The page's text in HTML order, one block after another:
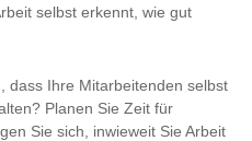
selbst erkennt, wie gut
dass Ihre Mitarbeitenden selbst
Planen Sie Zeit für
Sie sich, inwieweit Sie Arbeit